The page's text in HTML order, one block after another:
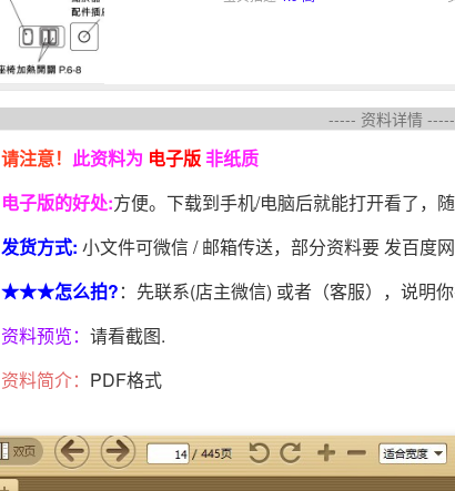
----- 资料详情 -----
请注意！ 此资料为 电子版非纸质
电子版的好处:方便。下载到手机/电脑后就能打开看了，
发货方式: 小文件可微信 / 邮箱传送，部分资料要 发百度
★★★怎么拍?：先联系(店主微信) 或者（客服），说明
资料预览： 请看截图.
资料简介： PDF格式